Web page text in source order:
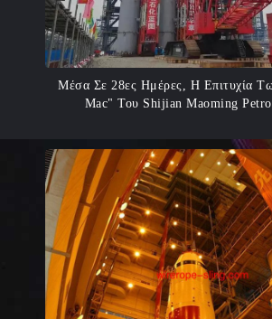
Μέσα Σε 28ες Ημέρες, Η Επιτυχία
Mac" Του Shijian Maoming